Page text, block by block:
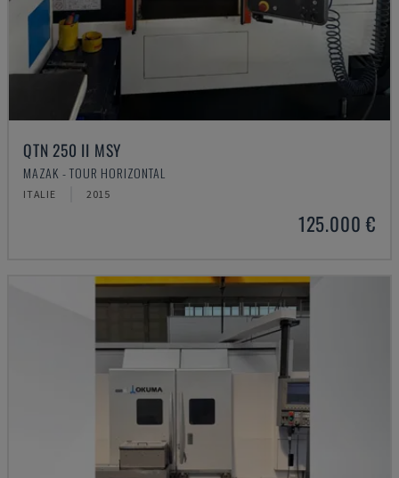
QTN 250 II MSY
MAZAK - TOUR HORIZONTAL
ITALIE 2015
125.000 €